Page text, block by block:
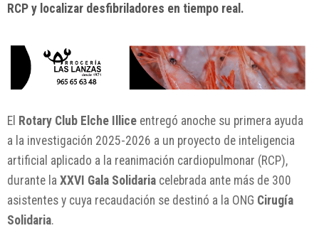
RCP y localizar desfibriladores en tiempo real.
El Rotary Club Elche Illice entregó anoche su primera ayuda
a la investigación 2025-2026 a un proyecto de inteligencia
artificial aplicado a la reanimación cardiopulmonar (RCP),
durante la XXVI Gala Solidaria celebrada ante más de 300
asistentes y cuya recaudación se destinó a la ONG Cirugía
Solidaria.